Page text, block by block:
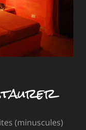
(minuscules)